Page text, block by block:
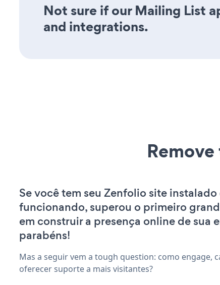
Not sure if our Mailing List
and integrations.
Se você tem seu Zenfolio site instalado
funcionando, superou o primeiro
em construir a presença online de sua
parabéns!
Mas a seguir vem a tough question: como engage,
oferecer suporte a mais visitantes?